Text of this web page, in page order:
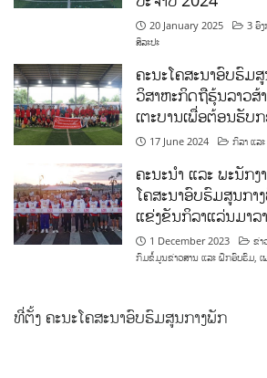
20 January 2025 3 ອົ
ສິລະປະ
ຄະນະໂຄສະນາອົບຮົມ
ວິສາຫະກິດຖືຮຸ້ນລາວສ້
ເຕະບານເພື່ອຕ້ອນຮັບ
17 June 2024 ກິລາ ແລ
ຄະນະນຳ ແລະ ພະນັກ
ໂຄສະນາອົບຮົມສູນກາ
ແຂ່ງຂັນກິລາແລ່ນມາລ
1 December 2023 ຂ່າ
ກົມຂໍ້ມູນຂ່າວສານ ແລະ ຝຶກອົບຮົມ,ເ
ທີ່ຕັ້ງ ຄະນະໂຄສະນາອົບຮົມສູນກາງພັກ